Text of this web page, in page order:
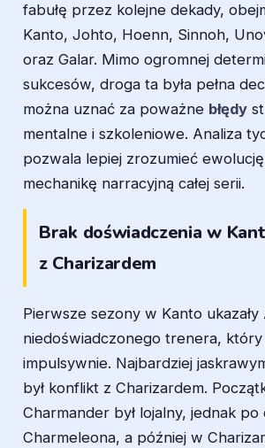
fabułę przez kolejne dekady,
Kanto, Johto, Hoenn, Sinnoh,
oraz Galar. Mimo ogromnej
sukcesów, droga ta była pełna
można uznać za poważne błędy
mentalne i szkoleniowe. Analiza
pozwala lepiej zrozumieć
mechanikę narracyjną całej serii.
Brak doświadczenia w
z Charizardem
Pierwsze sezony w Kanto ukazały
niedoświadczonego trenera, który
impulsywnie. Najbardziej
był konflikt z Charizardem.
Charmander był lojalny, jednak po
Charmeleona, a później w